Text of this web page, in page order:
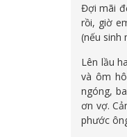
Đợi mãi
rồi, giờ
(nếu sinh
Lên lầu
và ôm
ngóng,
ơn vợ.
phước